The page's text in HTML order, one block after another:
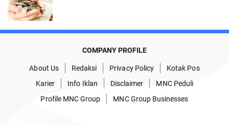
COMPANY PROFILE
About Us Redaksi Privacy Policy
Kotak Pos
Karier
Info Iklan Disclaimer
MNC Peduli
Profile MNC Group
MNC Group Businesses